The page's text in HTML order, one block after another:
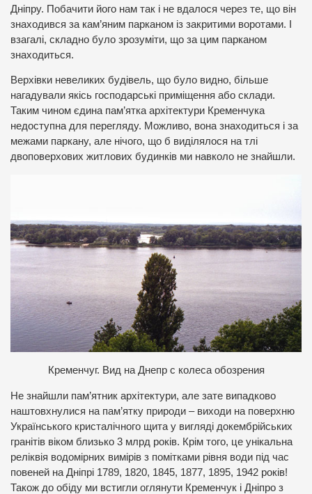
Дніпру. Побачити його нам так і не вдалося через те, що він
знаходився за кам’яним парканом із закритими воротами. І
взагалі, складно було зрозуміти, що за цим парканом
знаходиться.
Верхівки невеликих будівель, що було видно, більше
нагадували якісь господарські приміщення або склади.
Таким чином єдина пам’ятка архітектури Кременчука
недоступна для перегляду. Можливо, вона знаходиться і за
межами паркану, але нічого, що б виділялося на тлі
двоповерхових житлових будинків ми навколо не знайшли.
Кременчуг. Вид на Днепр с колеса обозрения
Не знайшли пам’ятник архітектури, але зате випадково
наштовхнулися на пам’ятку природи – виходи на поверхню
Українського кристалічного щита у вигляді докембрійських
гранітів віком близько 3 млрд років. Крім того, це унікальна
реліквія водомірних вимірів з помітками рівня води під час
повеней на Дніпрі 1789, 1820, 1845, 1877, 1895, 1942 років!
Також до обіду ми встигли оглянути Кременчук і Дніпро з